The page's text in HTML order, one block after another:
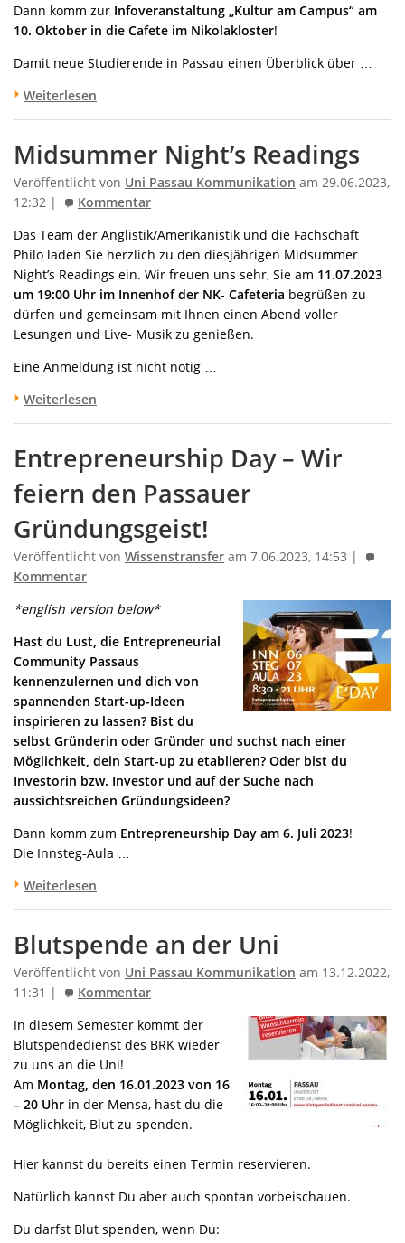
Dann komm zur Infoveranstaltung „Kultur am Campus“ am
10. Oktober in die Cafete im Nikolakloster!
Damit neue Studierende in Passau einen Überblick über …
Weiterlesen
Midsummer Night’s Readings
Veröffentlicht von Uni Passau Kommunikation am 29.06.2023,
12:32 |
Kommentar
Das Team der Anglistik/Amerikanistik und die Fachschaft
Philo laden Sie herzlich zu den diesjährigen Midsummer
Night’s Readings ein. Wir freuen uns sehr, Sie am 11.07.2023
um 19:00 Uhr im Innenhof der NK- Cafeteria begrüßen zu
dürfen und gemeinsam mit Ihnen einen Abend voller
Lesungen und Live- Musik zu genießen.
Eine Anmeldung ist nicht nötig …
Weiterlesen
Entrepreneurship Day – Wir
feiern den Passauer
Gründungsgeist!
Veröffentlicht von Wissenstransfer am 7.06.2023, 14:53 |
Kommentar
*english version below*
Hast du Lust, die Entrepreneurial
Community Passaus
kennenzulernen und dich von
spannenden Start-up-Ideen
inspirieren zu lassen? Bist du
selbst Gründerin oder Gründer und suchst nach einer
Möglichkeit, dein Start-up zu etablieren? Oder bist du
Investorin bzw. Investor und auf der Suche nach
aussichtsreichen Gründungsideen?
Dann komm zum Entrepreneurship Day am 6. Juli 2023!
Die Innsteg-Aula …
Weiterlesen
Blutspende an der Uni
Veröffentlicht von Uni Passau Kommunikation am 13.12.2022,
11:31 |
Kommentar
In diesem Semester kommt der
Blutspendedienst des BRK wieder
zu uns an die Uni!
Am Montag, den 16.01.2023 von 16
– 20 Uhr in der Mensa, hast du die
Möglichkeit, Blut zu spenden.
Hier kannst du bereits einen Termin reservieren.
Natürlich kannst Du aber auch spontan vorbeischauen.
Du darfst Blut spenden, wenn Du: